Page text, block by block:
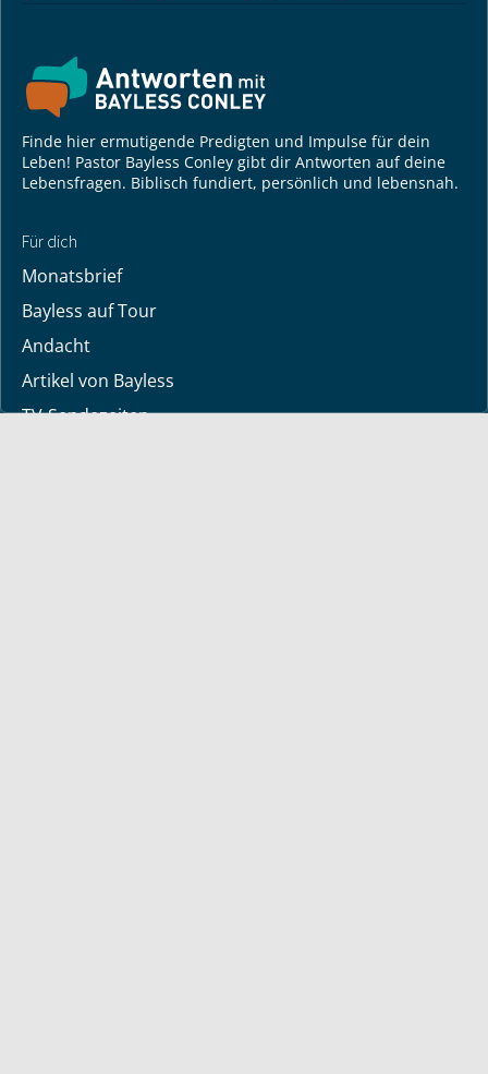
Finde hier ermutigende Predigten und Impulse für dein
Leben! Pastor Bayless Conley gibt dir Antworten auf deine
Lebensfragen. Biblisch fundiert, persönlich und lebensnah.
Für dich
Monatsbrief
Bayless auf Tour
Andacht
Artikel von Bayless
TV-Sendezeiten